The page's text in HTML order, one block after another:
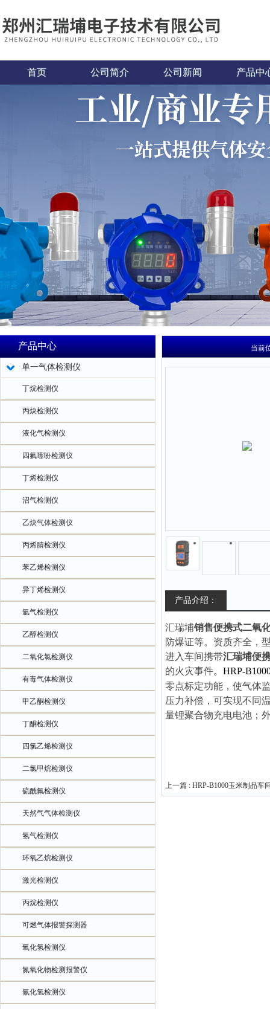
首页 公司简介 公司新闻 产品中
产品中心
单一气体检测仪
丁烷检测仪
丙炔检测仪
液化气检测仪
四氟噻吩检测仪
丁烯检测仪
沼气检测仪
乙炔气体检测仪
丙烯腈检测仪
苯乙烯检测仪
异丁烯检测仪
氩气检测仪
乙醇检测仪
二氧化氯检测仪
有毒气体检测仪
甲乙酮检测仪
丁酮检测仪
四氯乙烯检测仪
二氯甲烷检测仪
硫酰氟检测仪
天然气气体检测仪
氢气检测仪
环氧乙烷检测仪
激光检测仪
丙烷检测仪
可燃气体报警探测器
氧化氢检测仪
氮氧化物检测报警仪
氰化氢检测仪
当前
产品介绍：
汇瑞埔销售便携式二氧
防爆证等。 资质齐全，
进入车间携带汇瑞埔便
的火灾事件。HRP-
零点标定功能，使气体
压力补偿，可实现不同
量锂聚合物充电电池；
上一篇 : HRP-B1000玉米制品车